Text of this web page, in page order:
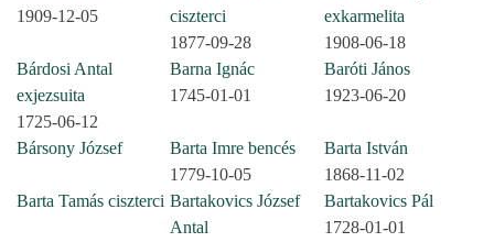
1909-12-05
ciszterci
1877-09-28
exkarmelita
1908-06-18
Bárdosi Antal
exjezsuita
1725-06-12
Barna Ignác
1745-01-01
Baróti János
1923-06-20
Bársony József
Barta Imre bencés
1779-10-05
Barta István
1868-11-02
Barta Tamás ciszterci Bartakovics József
Antal
Bartakovics Pál
1728-01-01